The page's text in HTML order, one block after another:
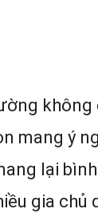
mang ý
lại
gia chủ